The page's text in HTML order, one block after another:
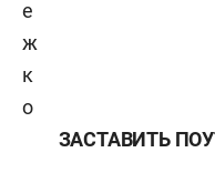
е
ж
к
о
ЗАСТАВИТЬ